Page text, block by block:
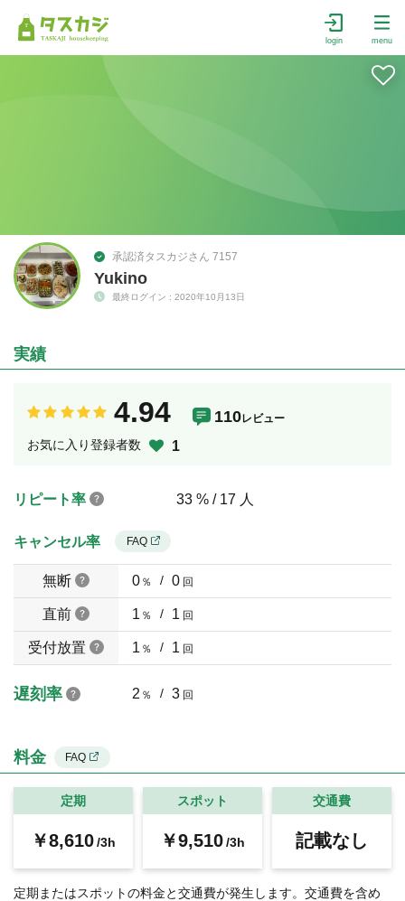
login menu
承認済タスカジさん 7157
Yukino
最終ログイン : 2020年10月13日
実績
4.94 110レビュー
お気に入り登録者数 1
リピート率 33 % / 17 人
キャンセル率 FAQ
無断 0％ / 0 回
直前 1％ / 1 回
受付放置 1％ / 1 回
遅刻率 2％ / 3 回
料金 FAQ
定期
￥8,610/3h
スポット
￥9,510/3h
交通費
記載なし
定期またはスポットの料金と交通費が発生します。交通費を含め